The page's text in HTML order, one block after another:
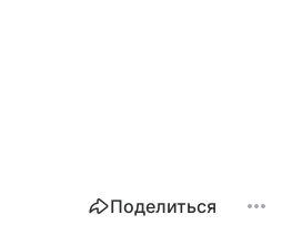
Поделиться